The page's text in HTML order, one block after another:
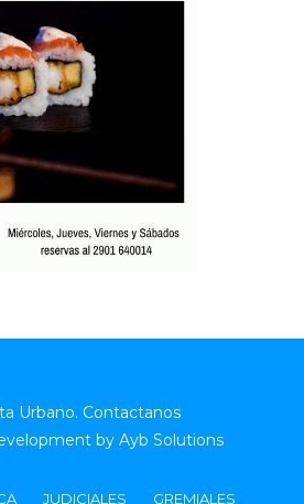
Urbano. Contactanos
by Ayb Solutions
JUDICIALES GREMIALES